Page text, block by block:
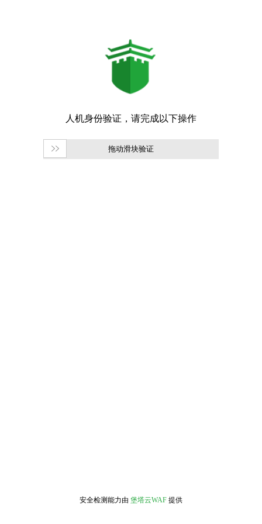
拖动滑块验证
安全检测能力由 堡塔云WAF 提供